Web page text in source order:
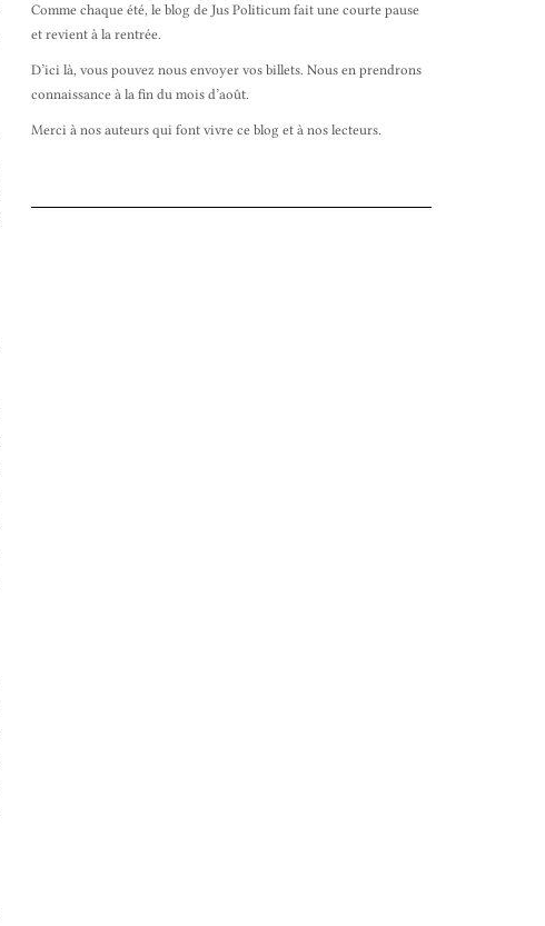
Comme chaque été, le blog de Jus Politicum fait une courte pause
et revient à la rentrée.
D’ici là, vous pouvez nous envoyer vos billets. Nous en prendrons
connaissance à la fin du mois d’août.
Merci à nos auteurs qui font vivre ce blog et à nos lecteurs.